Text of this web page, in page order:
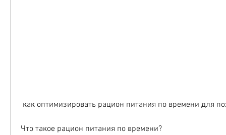
как оптимизировать рацион питания по времени для
Что такое рацион питания по времени?